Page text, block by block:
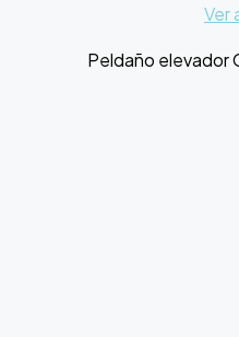
Ver
Peldaño elevador